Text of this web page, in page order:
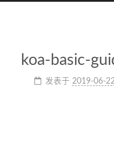
koa-basic-
发表于 2019-06-